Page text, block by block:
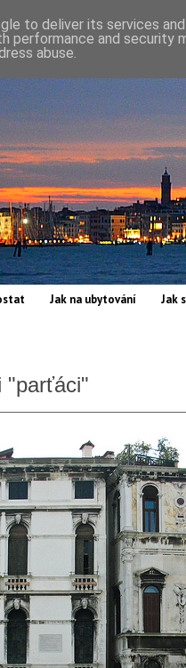
Jak na ubytování Jak
"parťáci"
to deliver its services
performance and
abuse.